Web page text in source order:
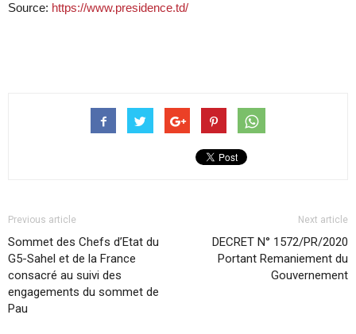
Source: https://www.presidence.td/
Previous article
Sommet des Chefs d’Etat du
G5-Sahel et de la France
consacré au suivi des
engagements du sommet de
Pau
Next article
DECRET N° 1572/PR/2020
Portant Remaniement du
Gouvernement